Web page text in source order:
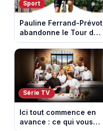
Sport
Pauline Ferrand-Prévot
abandonne le Tour de
France Femmes avant
la 8e étape
Série TV
Ici tout commence en
avance : ce qui vous